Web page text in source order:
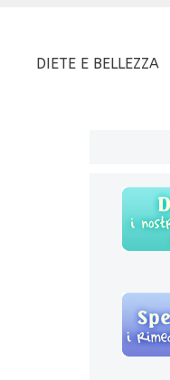
DIETE E BELLEZZA